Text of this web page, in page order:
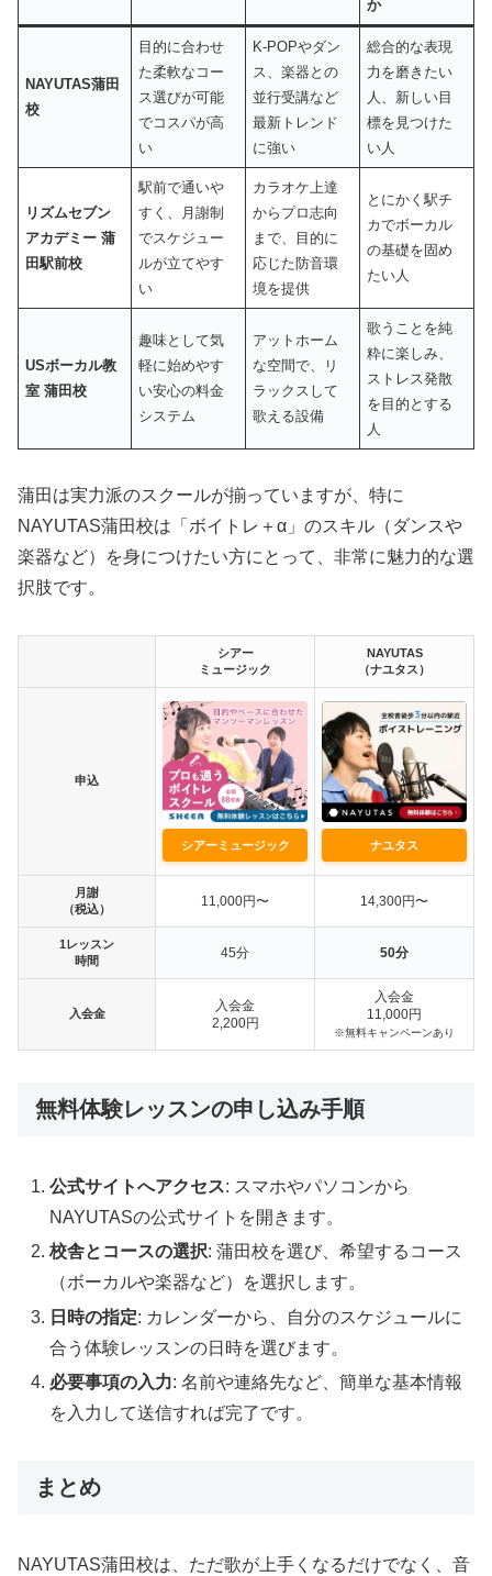
か
NAYUTAS蒲田
校
目的に合わせ
た柔軟なコー
ス選びが可能
でコスパが高
い
K-POPやダン
ス、楽器との
並行受講など
最新トレンド
に強い
総合的な表現
力を磨きたい
人、新しい目
標を見つけた
い人
リズムセブン
アカデミー 蒲
田駅前校
駅前で通いや
すく、月謝制
でスケジュー
ルが立てやす
い
カラオケ上達
からプロ志向
まで、目的に
応じた防音環
境を提供
とにかく駅チ
カでボーカル
の基礎を固め
たい人
USボーカル教
室 蒲田校
趣味として気
軽に始めやす
い安心の料金
システム
アットホーム
な空間で、リ
ラックスして
歌える設備
歌うことを純
粋に楽しみ、
ストレス発散
を目的とする
人
蒲田は実力派のスクールが揃っていますが、特に
NAYUTAS蒲田校は「ボイトレ＋α」のスキル（ダンスや
楽器など）を身につけたい方にとって、非常に魅力的な選
択肢です。
シアー
ミュージック
NAYUTAS
（ナユタス）
申込
シアーミュージック ナユタス
月謝
（税込）
11,000円〜 14,300円〜
1レッスン
時間
45分 50分
入会金
入会金
2,200円
入会金
11,000円
※無料キャンペーンあり
無料体験レッスンの申し込み手順
公式サイトへアクセス: スマホやパソコンから
NAYUTASの公式サイトを開きます。
校舎とコースの選択: 蒲田校を選び、希望するコース
（ボーカルや楽器など）を選択します。
日時の指定: カレンダーから、自分のスケジュールに
合う体験レッスンの日時を選びます。
必要事項の入力: 名前や連絡先など、簡単な基本情報
を入力して送信すれば完了です。
まとめ
NAYUTAS蒲田校は、ただ歌が上手くなるだけでなく、音